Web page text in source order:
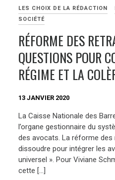
LES CHOIX DE LA RÉDACTION
SOCIÉTÉ
RÉFORME DES
QUESTIONS POUR
RÉGIME ET LA
13 JANVIER 2020
La Caisse Nationale des
l’organe gestionnaire du
des avocats. La réforme
dissoudre pour intégrer les
universel ». Pour Viviane
cette […]